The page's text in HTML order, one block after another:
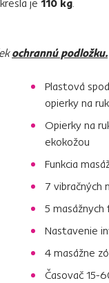
ochrannú podložku.
Plastová
opierky na
Opierky na
ekokožou
Funkcia
7 vibračných
5 masážnych
Nastavenie
4 masážne
Časovač 15-